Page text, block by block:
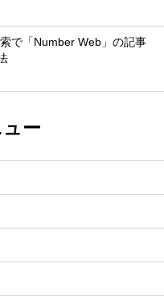
で「Number Web」の記事
ー